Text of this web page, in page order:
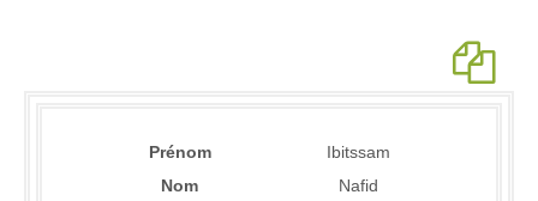
Prénom
Ibitssam
Nom
Nafid